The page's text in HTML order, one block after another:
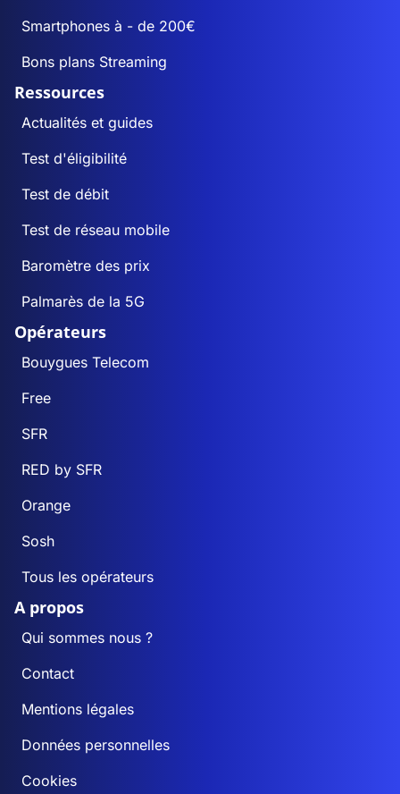
Smartphones à - de 200€
Bons plans Streaming
Ressources
Actualités et guides
Test d'éligibilité
Test de débit
Test de réseau mobile
Baromètre des prix
Palmarès de la 5G
Opérateurs
Bouygues Telecom
Free
SFR
RED by SFR
Orange
Sosh
Tous les opérateurs
A propos
Qui sommes nous ?
Contact
Mentions légales
Données personnelles
Cookies